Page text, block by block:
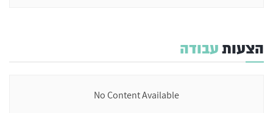
הצעותעבודה
No Content Available